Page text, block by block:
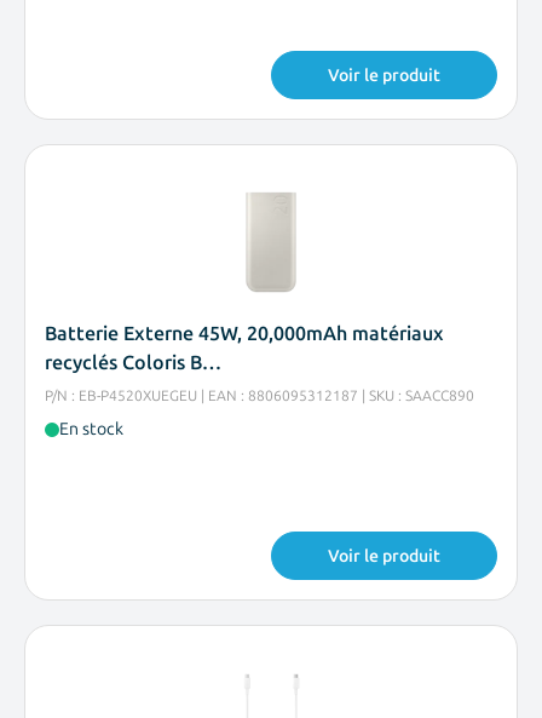
Voir le produit
Batterie Externe 45W, 20,000mAh matériaux
recyclés Coloris B…
P/N : EB-P4520XUEGEU | EAN : 8806095312187 | SKU : SAACC890
En stock
Voir le produit